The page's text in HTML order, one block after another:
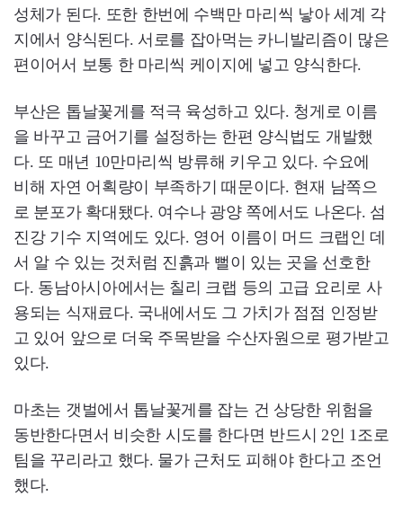
성체가 된다. 또한 한번에 수백만 마리씩 낳아 세계 각
지에서 양식된다. 서로를 잡아먹는 카니발리즘이 많은
편이어서 보통 한 마리씩 케이지에 넣고 양식한다.
부산은 톱날꽃게를 적극 육성하고 있다. 청게로 이름
을 바꾸고 금어기를 설정하는 한편 양식법도 개발했
다. 또 매년 10만마리씩 방류해 키우고 있다. 수요에
비해 자연 어획량이 부족하기 때문이다. 현재 남쪽으
로 분포가 확대됐다. 여수나 광양 쪽에서도 나온다. 섬
진강 기수 지역에도 있다. 영어 이름이 머드 크랩인 데
서 알 수 있는 것처럼 진흙과 뻘이 있는 곳을 선호한
다. 동남아시아에서는 칠리 크랩 등의 고급 요리로 사
용되는 식재료다. 국내에서도 그 가치가 점점 인정받
고 있어 앞으로 더욱 주목받을 수산자원으로 평가받고
있다.
마초는 갯벌에서 톱날꽃게를 잡는 건 상당한 위험을
동반한다면서 비슷한 시도를 한다면 반드시 2인 1조로
팀을 꾸리라고 했다. 물가 근처도 피해야 한다고 조언
했다.